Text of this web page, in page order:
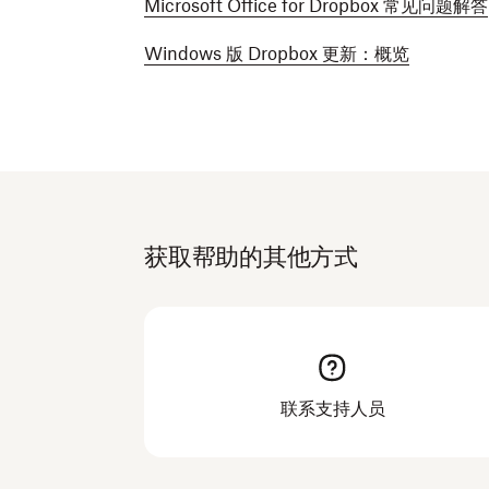
Microsoft Office for Dropbox 常见问题解答
Windows 版 Dropbox 更新：概览
获取帮助的其他方式
联系支持人员